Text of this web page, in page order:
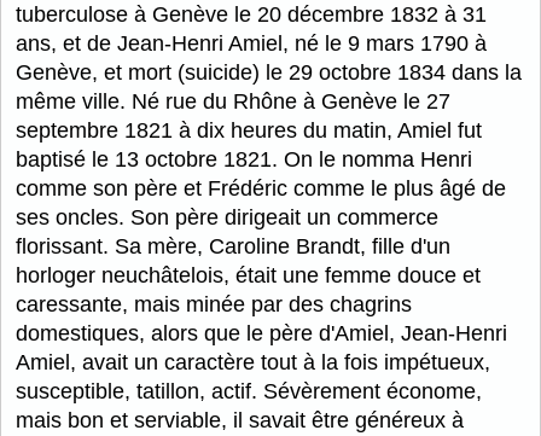
tuberculose à Genève le 20 décembre 1832 à 31
ans, et de Jean-Henri Amiel, né le 9 mars 1790 à
Genève, et mort (suicide) le 29 octobre 1834 dans la
même ville. Né rue du Rhône à Genève le 27
septembre 1821 à dix heures du matin, Amiel fut
baptisé le 13 octobre 1821. On le nomma Henri
comme son père et Frédéric comme le plus âgé de
ses oncles. Son père dirigeait un commerce
florissant. Sa mère, Caroline Brandt, fille d'un
horloger neuchâtelois, était une femme douce et
caressante, mais minée par des chagrins
domestiques, alors que le père d'Amiel, Jean-Henri
Amiel, avait un caractère tout à la fois impétueux,
susceptible, tatillon, actif. Sévèrement économe,
mais bon et serviable, il savait être généreux à